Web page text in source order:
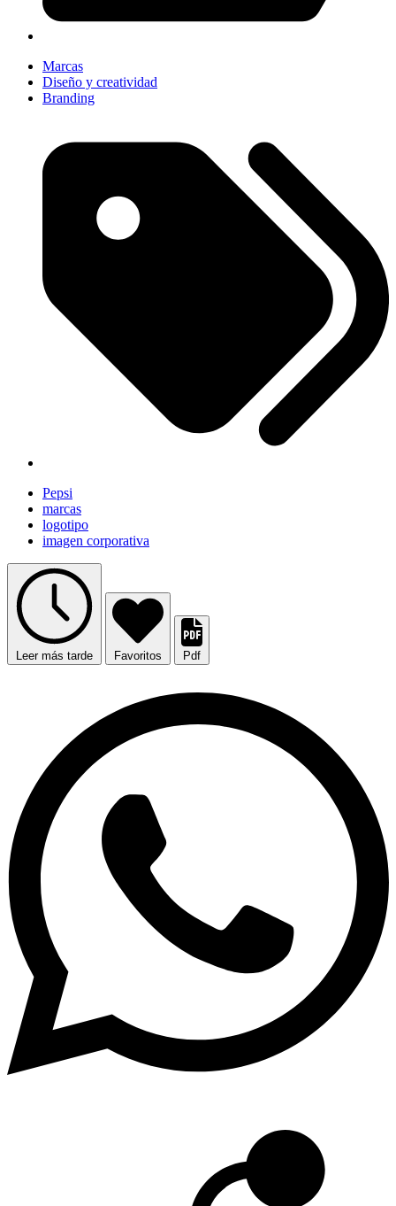
Marcas
Diseño y creatividad
Branding
Pepsi
marcas
logotipo
imagen corporativa
Leer más tarde Favoritos Pdf